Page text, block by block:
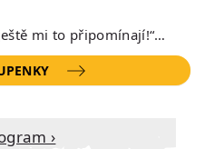
mi to připomínají!“…
›